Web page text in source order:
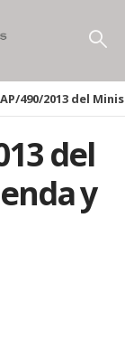
490/2013 del
del
y